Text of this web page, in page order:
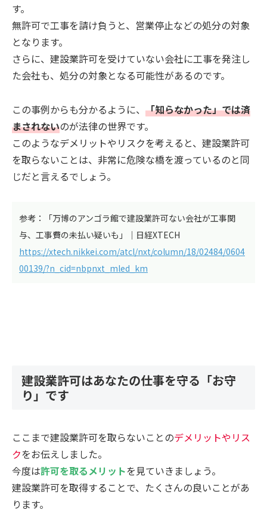
す。
無許可で工事を請け負うと、営業停止などの処分の対象
となります。
さらに、建設業許可を受けていない会社に工事を発注し
た会社も、処分の対象となる可能性があるのです。
この事例からも分かるように、 「知らなかった」では済
まされないのが法律の世界です。
このようなデメリットやリスクを考えると、建設業許可
を取らないことは、非常に危険な橋を渡っているのと同
じだと言えるでしょう。
参考：「万博のアンゴラ館で建設業許可ない会社が工事関
与、工事費の未払い疑いも」｜日経XTECH
https://xtech.nikkei.com/atcl/nxt/column/18/02484/0604
00139/?n_cid=nbpnxt_mled_km
建設業許可はあなたの仕事を守る「お守
り」です
ここまで建設業許可を取らないことのデメリットやリス
クをお伝えしました。
今度は許可を取るメリットを見ていきましょう。
建設業許可を取得することで、たくさんの良いことがあ
ります。